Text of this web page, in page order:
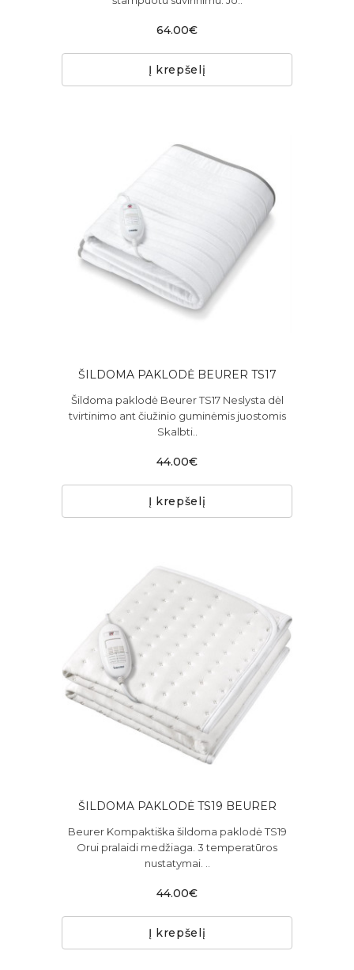
64.00€
Į krepšelį
ŠILDOMA PAKLODĖ BEURER TS17
Šildoma paklodė Beurer TS17 Neslysta dėl
tvirtinimo ant čiužinio guminėmis juostomis
Skalbti..
44.00€
Į krepšelį
ŠILDOMA PAKLODĖ TS19 BEURER
Beurer Kompaktiška šildoma paklodė TS19
Orui pralaidi medžiaga. 3 temperatūros
nustatymai. ..
44.00€
Į krepšelį